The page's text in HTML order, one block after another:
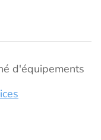
d'équipements